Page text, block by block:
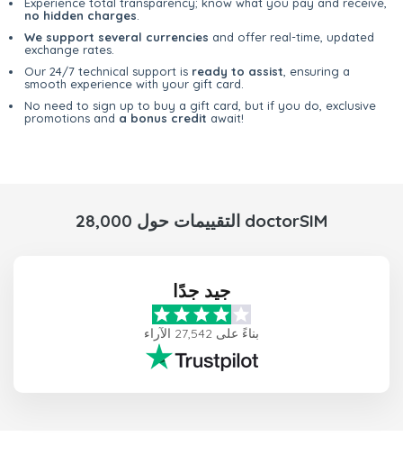
no hidden charges
We support several currencies and offer real-time, updated
exchange rates.
Our 24/7 technical support is ready to assist , ensuring a
smooth experience with your gift card.
No need to sign up to buy a gift card, but if you do, exclusive
promotions and a bonus credit await!
28,000 التقييمات حول doctorSIM
جيد جدًا
بناءً على 27,542 الآراء